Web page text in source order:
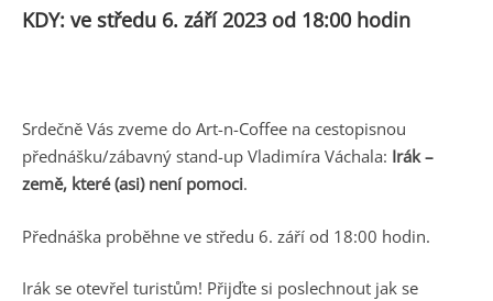
KDY: ve středu 6. září 2023 od 18:00 hodin
Srdečně Vás zveme do Art-n-Coffee na cestopisnou
přednášku/zábavný stand-up Vladimíra Váchala: Irák –
země, které (asi) není pomoci.
Přednáška proběhne ve středu 6. září od 18:00 hodin.
Irák se otevřel turistům! Přijďte si poslechnout jak se